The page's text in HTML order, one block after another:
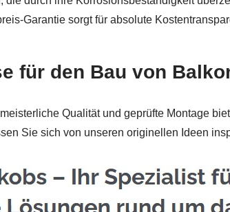
Garantie sorgt für absolute
für den Bau von
Qualität und geprüfte Montage
Sie sich von unseren originellen Ideen